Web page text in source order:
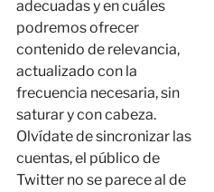
adecuadas y en cuáles
podremos ofrecer
contenido de relevancia,
actualizado con la
frecuencia necesaria, sin
saturar y con cabeza.
Olvídate de sincronizar las
cuentas, el público de
Twitter no se parece al de